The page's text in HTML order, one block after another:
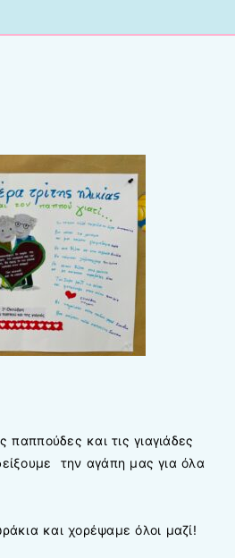
και τις γιαγιάδες
την αγάπη μας για όλα
και χορέψαμε όλοι μαζί!